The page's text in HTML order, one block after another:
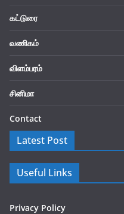
கட்டுரை
வணிகம்
விளம்பரம்
சினிமா
Contact
Latest Post
Useful Links
Privacy Policy